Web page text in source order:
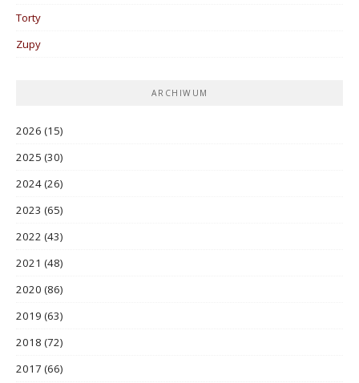
Torty
Zupy
ARCHIWUM
2026 (15)
2025 (30)
2024(26)
2023 (65)
2022 (43)
2021 (48)
2020 (86)
2019 (63)
2018 (72)
2017 (66)